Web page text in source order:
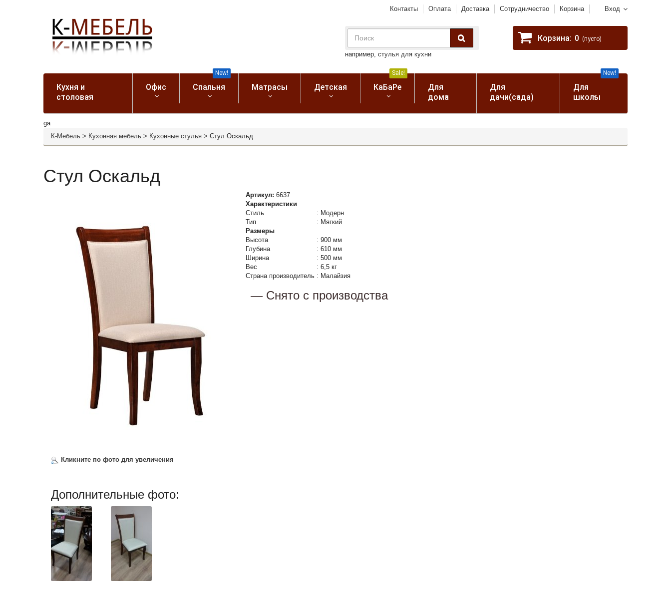
Вход
Контакты Оплата Доставка Сотрудничество Корзина
например, стулья для кухни
Корзина: 0 (пусто)
Кухня и
столовая
Офис Спальня
New!
Матрасы Детская КаБаРе
Sale!
Для
дома
Для
дачи(сада)
Для
школы
New!
ga
К-Мебель > Кухонная мебель > Кухонные стулья > Стул Оскальд
Стул Оскальд
Кликните по фото для увеличения
Дополнительные фото:
Артикул: 6637
Характеристики
Стиль
: Модерн
Тип
: Мягкий
Размеры
Высота
: 900 мм
Глубина
: 610 мм
Ширина
: 500 мм
Вес
: 6,5 кг
Страна производитель : Малайзия
— Снято с производства